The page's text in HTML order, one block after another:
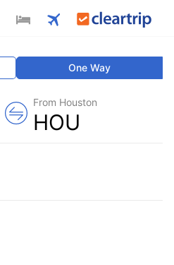
One Way
From Houston
HOU